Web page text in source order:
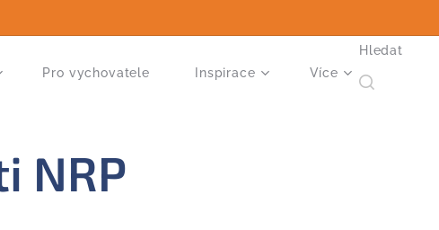
Pro vychovatele Inspirace Více
Hledat
NRP